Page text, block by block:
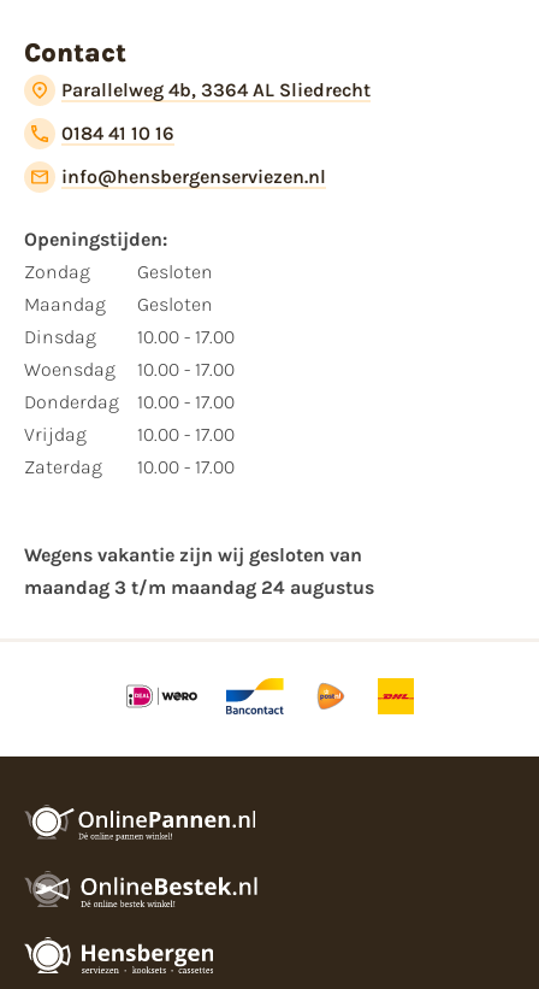
Contact
Parallelweg 4b, 3364 AL Sliedrecht
0184 41 10 16
info@hensbergenserviezen.nl
Openingstijden:
Zondag
Maandag
Dinsdag
Woensdag
Donderdag
Vrijdag
Zaterdag
Gesloten
Gesloten
10.00 - 17.00
10.00 - 17.00
10.00 - 17.00
10.00 - 17.00
10.00 - 17.00
Wegens vakantie zijn wij gesloten van ​
maandag 3 t/m maandag 24 augustus